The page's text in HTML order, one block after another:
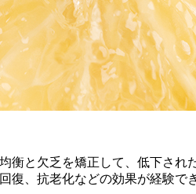
衡と欠乏を矯正して、低下され
復、抗老化などの効果が経験で